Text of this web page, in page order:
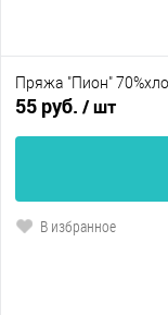
Пряжа "Пион"
55 руб. / шт
В избранное